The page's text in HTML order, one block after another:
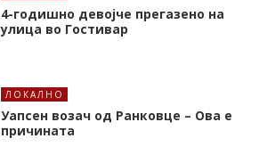
4-годишно девојче прегазено на
улица во Гостивар
ЛОКАЛНО
Уапсен возач од Ранковце – Ова е
причината